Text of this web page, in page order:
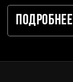
Подробнее